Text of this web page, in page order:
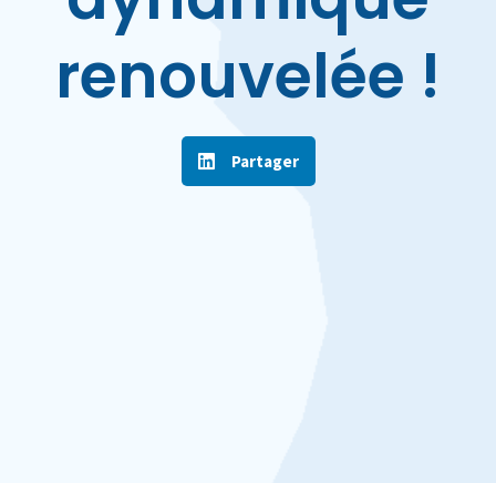
renouvelée !
Partager